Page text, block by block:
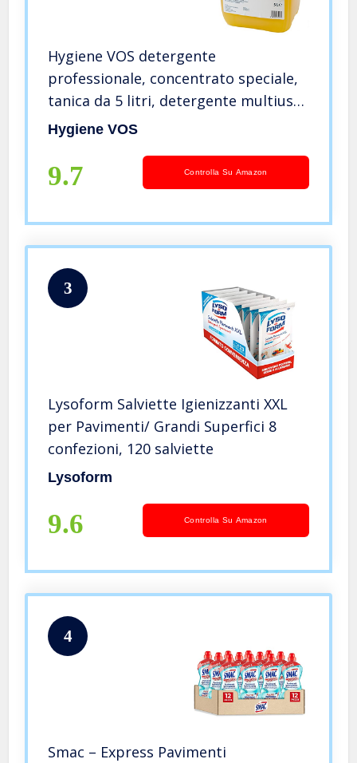
Hygiene VOS detergente
professionale, concentrato speciale,
tanica da 5 litri, detergente multiuso
per pulizie domestiche, camper,
Hygiene VOS
9.7 Controlla Su Amazon
3
Lysoform Salviette Igienizzanti XXL
per Pavimenti/ Grandi Superfici 8
confezioni, 120 salviette
Lysoform
9.6 Controlla Su Amazon
4
Smac – Express Pavimenti